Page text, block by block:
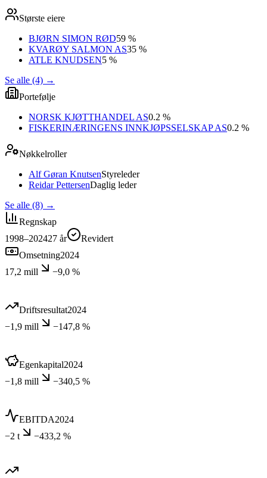
Største eiere
BJØRN SIMON RØD59 %
KVARØY SALMON AS35 %
ATLE KNUDSEN5 %
Se alle (4) →
Portefølje
NORSK KJØTTHANDEL AS0.2 %
FISKERINÆRINGENS INNKJØPSSELSKAP AS0.2 %
Nøkkelroller
Alf Gøran KnutsenStyreleder
Reidar PettersenDaglig leder
Se alle (8) →
Regnskap
1998–202427 år
Revidert
Omsetning2024
17,2 mill
−9,0 %
Driftsresultat2024
−1,9 mill
−147,8 %
Egenkapital2024
−1,8 mill
−340,5 %
EBITDA2024
−2 t
−433,2 %